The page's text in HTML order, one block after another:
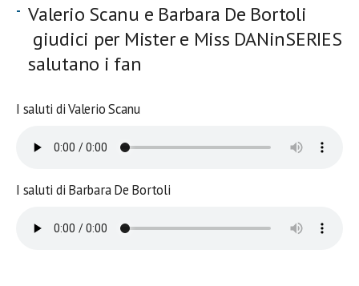
Valerio Scanu e Barbara De Bortoli
giudici per Mister e Miss DANinSERIES
salutano i fan
I saluti di Valerio Scanu
I saluti di Barbara De Bortoli